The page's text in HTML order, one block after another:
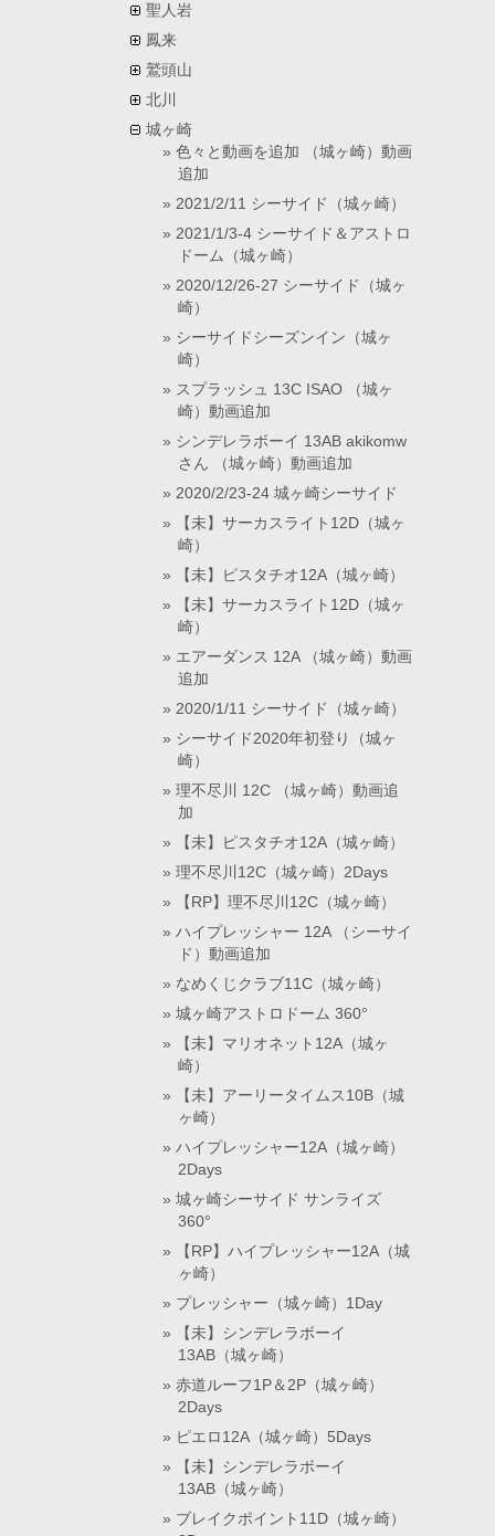
聖人岩
鳳来
鷲頭山
北川
城ヶ崎
色々と動画を追加 （城ヶ崎）動画
追加
2021/2/11 シーサイド（城ヶ崎）
2021/1/3-4 シーサイド＆アストロ
ドーム（城ヶ崎）
2020/12/26-27 シーサイド（城ヶ
崎）
シーサイドシーズンイン（城ヶ
崎）
スプラッシュ 13C ISAO （城ヶ
崎）動画追加
シンデレラボーイ 13AB akikomw
さん （城ヶ崎）動画追加
2020/2/23-24 城ヶ崎シーサイド
【未】サーカスライト12D（城ヶ
崎）
【未】ピスタチオ12A（城ヶ崎）
【未】サーカスライト12D（城ヶ
崎）
エアーダンス 12A （城ヶ崎）動画
追加
2020/1/11 シーサイド（城ヶ崎）
シーサイド2020年初登り（城ヶ
崎）
理不尽川 12C （城ヶ崎）動画追
加
【未】ピスタチオ12A（城ヶ崎）
理不尽川12C（城ヶ崎）2Days
【RP】理不尽川12C（城ヶ崎）
ハイプレッシャー 12A （シーサイ
ド）動画追加
なめくじクラブ11C（城ヶ崎）
城ヶ崎アストロドーム 360°
【未】マリオネット12A（城ヶ
崎）
【未】アーリータイムス10B（城
ヶ崎）
ハイプレッシャー12A（城ヶ崎）
2Days
城ヶ崎シーサイド サンライズ
360°
【RP】ハイプレッシャー12A（城
ヶ崎）
プレッシャー（城ヶ崎）1Day
【未】シンデレラボーイ
13AB（城ヶ崎）
赤道ルーフ1P＆2P（城ヶ崎）
2Days
ピエロ12A（城ヶ崎）5Days
【未】シンデレラボーイ
13AB（城ヶ崎）
ブレイクポイント11D（城ヶ崎）